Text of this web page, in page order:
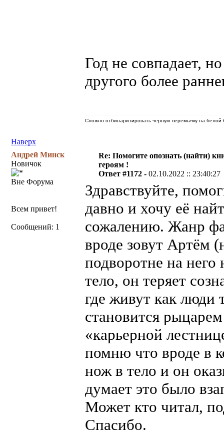
Год не совпадает,
другого более
Наверх
Сложно отбинаризировать черную перемычку на белой
Андрей Минск
Новичок
Вне Форума
Всем привет!
Сообщений: 1
Re: Помогите опознать (найти)
героям !
Ответ #1172 -02.10.2022 :: 23:40:27
Здравствуйте,
давно и хочу её
сожалению. Жанр
вроде зовут Артём
подворотне на
тело, он теряет
где живут как люди
становится
«карьерной
помню что вроде в
нож в тело и он
думает это было
Может кто читал,
Спасибо.